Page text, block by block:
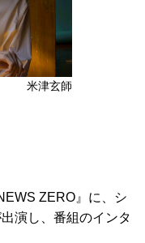
米津玄師
ZERO』に、シ
演し、番組のインタ